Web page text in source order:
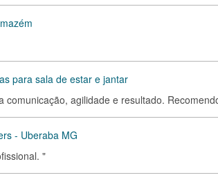
para sala de estar e jantar
agilidade e resultado.
- Uberaba MG
"